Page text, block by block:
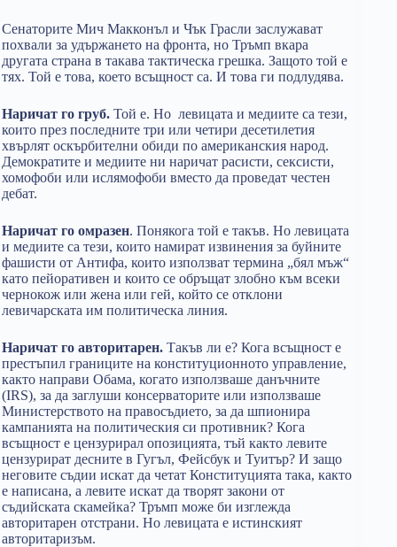
Сенаторите Мич Макконъл и Чък Грасли заслужават
похвали за удържането на фронта, но Тръмп вкара
другата страна в такава тактическа грешка. Защото той е
тях. Той е това, което всъщност са. И това ги подлудява.
Наричат ​​го груб. Той е. Но левицата и медиите са тези,
които през последните три или четири десетилетия
хвърлят оскърбителни обиди по американския народ.
Демократите и медиите ни наричат ​​расисти, сексисти,
хомофоби или ислямофоби вместо да проведат честен
дебат.
Наричат го ​​омразен. Понякога той е такъв. Но левицата
и медиите са тези, които намират извинения за буйните
фашисти от Антифа, които използват термина „бял мъж“
като пейоративен и които се обръщат злобно към всеки
чернокож или жена или гей, който се отклони
левичарската им политическа линия.
Наричат го ​​авторитарен. Такъв ли е? Кога всъщност е
престъпил границите на конституционното управление,
както направи Обама, когато използваше данъчните
(IRS), за да заглуши консерваторите или използваше
Министерството на правосъдието, за да шпионира
кампанията на политическия си противник? Кога
всъщност е цензурирал опозицията, тъй както левите
цензурират десните в Гугъл, Фейсбук и Туитър? И защо
неговите съдии искат да четат Конституцията така, както
е написана, а левите искат да творят закони от
съдийската скамейка? Тръмп може би изглежда
авторитарен отстрани. Но левицата е истинският
авторитаризъм.